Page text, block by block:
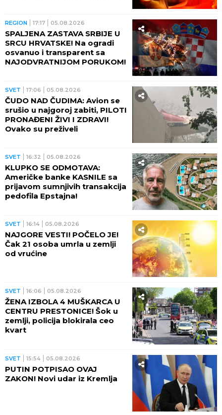
REGION 17:17 05.08.2026
SPALJENA ZASTAVA SRBIJE U
SRCU HRVATSKE! Na ogradi
osvanuo i transparent sa
NAJODVRATNIJOM PORUKOM!
SVET 17:06 05.08.2026
ČUDO NAD ČUDIMA: Avion se
srušio u najgoroj zabiti, PILOTI
PRONAĐENI ŽIVI I ZDRAVI!
Ovako su preživeli
SVET 16:32 05.08.2026
KLUPKO SE ODMOTAVA:
Američke banke KASNILE sa
prijavom sumnjivih transakcija
pedofila Epstajna!
SVET 16:14 05.08.2026
NAJGORE VESTI! POČELO JE!
Čak 21 osoba umrla u zemlji
od vrućine
SVET 16:06 05.08.2026
ŽENA IZBOLA 4 MUŠKARCA U
CENTRU PRESTONICE! Šok u
zemlji, policija blokirala ceo
kvart
SVET 15:54 05.08.2026
PUTIN POTPISAO OVAJ
ZAKON! Novi udar iz Kremlja